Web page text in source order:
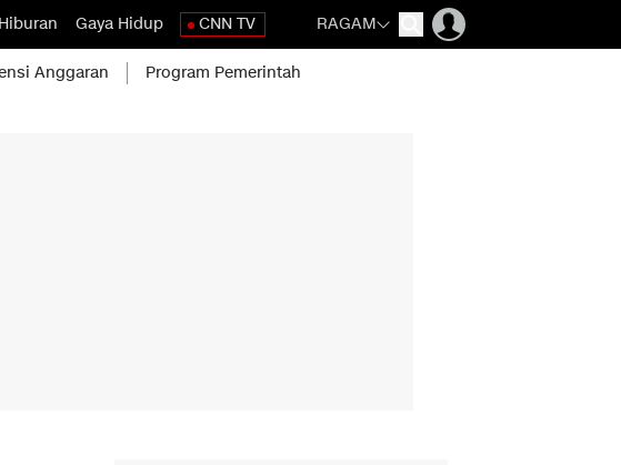
Hiburan Gaya Hidup CNN TV RAGAM
Anggaran Program Pemerintah